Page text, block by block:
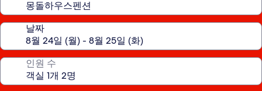
날짜
인원 수